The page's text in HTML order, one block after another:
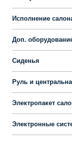
Исполнение
Доп.
Сиденья
Руль и
Электропакет
Электронные